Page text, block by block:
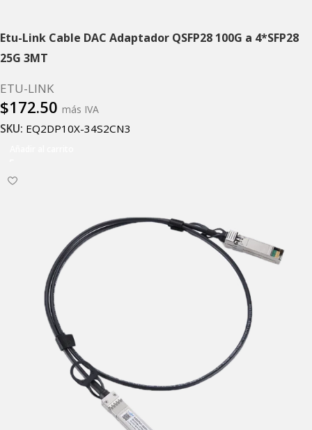
Etu-Link Cable DAC Adaptador QSFP28 100G a 4*SFP28
25G 3MT
ETU-LINK
$172.50 más IVA
SKU: EQ2DP10X-34S2CN3